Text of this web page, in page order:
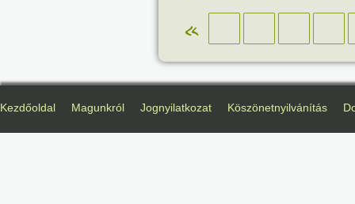
«
Kezdőoldal Magunkról Jognyilatkozat Köszönetnyilvánítás